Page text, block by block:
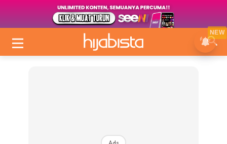
Ads
NEW